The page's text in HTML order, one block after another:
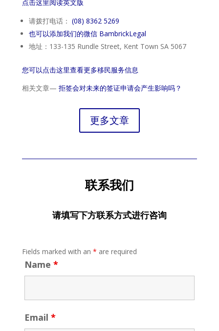
点击这里阅读英文版
请拨打电话： (08) 8362 5269
也可以添加我们的微信 BambrickLegal
地址：133-135 Rundle Street, Kent Town SA 5067
您可以点击这里查看更多移民服务信息
相关文章— 拒签会对未来的签证申请会产生影响吗？
更多文章
联系我们
请填写下方联系方式进行咨询
Fields marked with an * are required
Name *
Email *